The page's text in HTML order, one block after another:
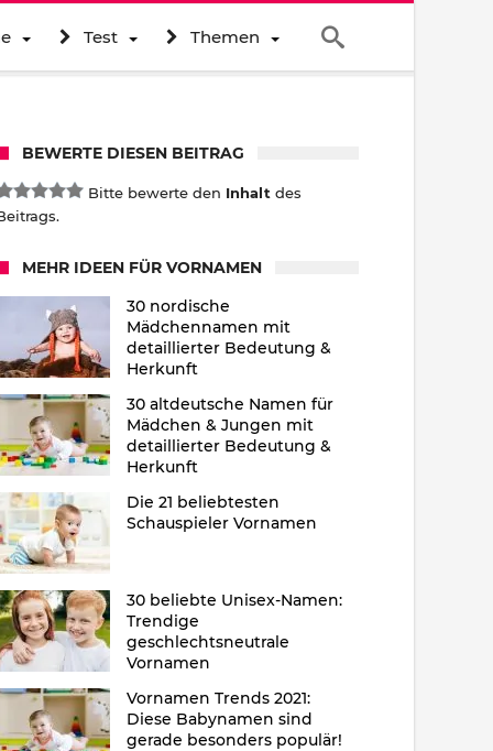
Test Themen
BEWERTE DIESEN BEITRAG
Bitte bewerte den Inhalt des
MEHR IDEEN FÜR VORNAMEN
30 nordische
Mädchennamen mit
detaillierter Bedeutung &
Herkunft
30 altdeutsche Namen für
Mädchen & Jungen mit
detaillierter Bedeutung &
Herkunft
Die 21 beliebtesten
Schauspieler Vornamen
30 beliebte Unisex-Namen:
Trendige
geschlechtsneutrale
Vornamen
Vornamen Trends 2021:
Diese Babynamen sind
gerade besonders populär!